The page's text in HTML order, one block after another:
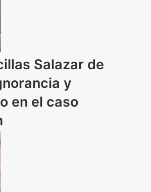
Salazar de
y
en el caso